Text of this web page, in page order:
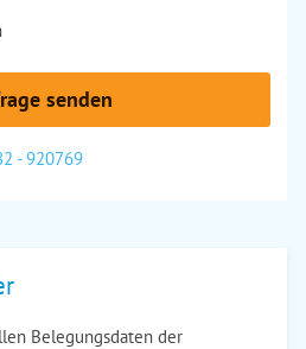
senden
- 920769
Belegungsdaten der